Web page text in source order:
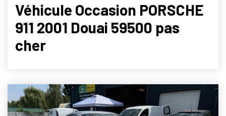
Véhicule Occasion PORSCHE
911 2001 Douai 59500 pas
cher